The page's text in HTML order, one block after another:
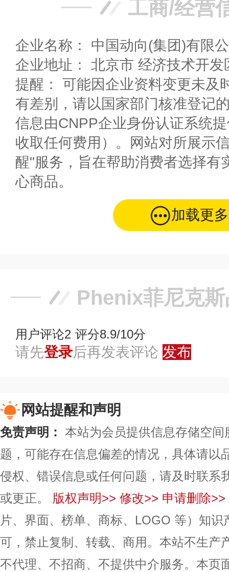
工商/经营
企业名称： 中国动向(集团)有限
企业地址： 北京市 经济技
提醒： 可能因企业资料变更未及
有差别，请以国家部门核准登记
信息由CNPP企业身份认证系统
收取任何费用）。网站对所展示
醒"服务，旨在帮助消费者选择有
心商品。
加载更多
Phenix菲尼克
用户评论2 评分8.9/10分
请先登录后再发表评论 发布
网站提醒和声明
免责声明： 本站为会员提供信息存储空
题，可能存在信息偏差的情况，具体请以
侵权、错误信息或任何问题，请及时联系
或更正。
版权声明>> 修改>> 申请删除>>
片、界面、榜单、商标、LOGO 等）知
可，禁止复制、转载、商用。本站不生产
不代理、不招商、不提供中介服务。本页